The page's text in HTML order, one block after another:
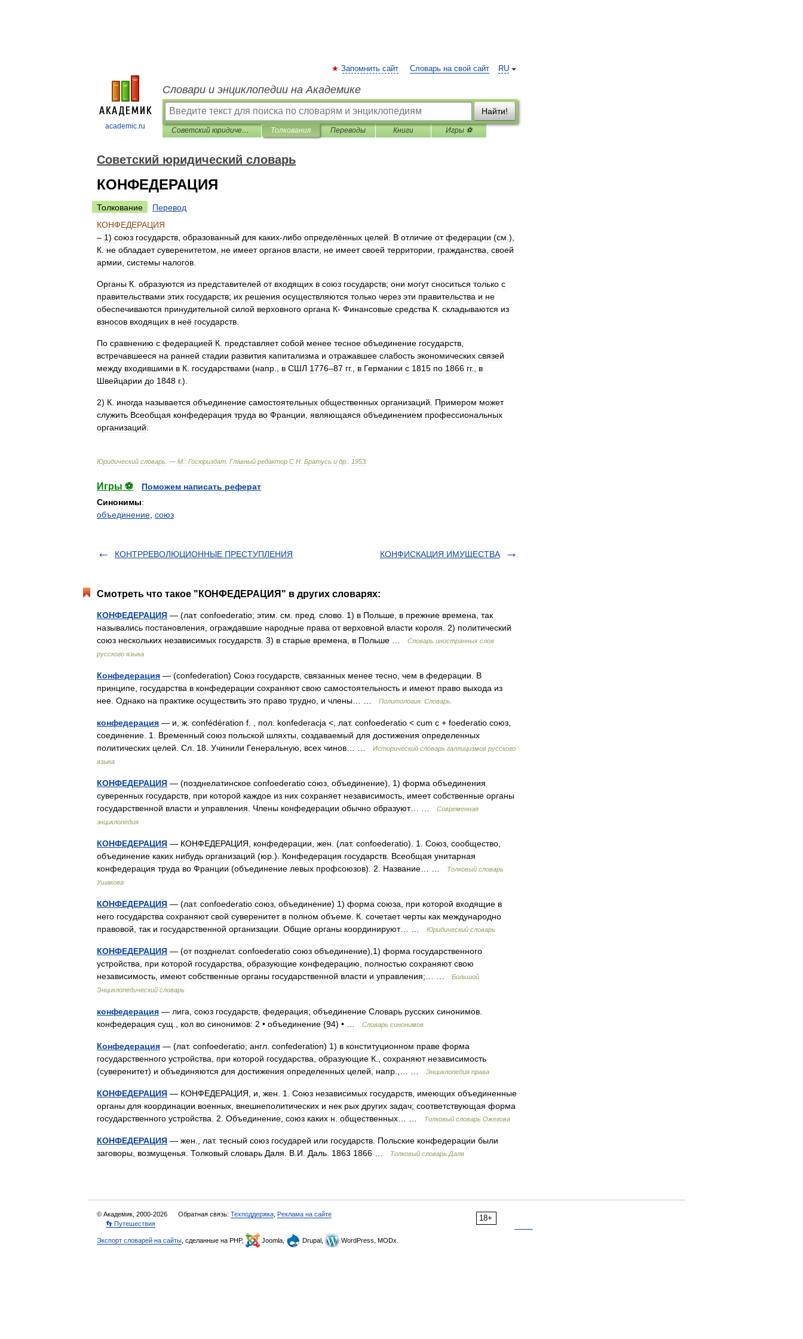
academic.ru
RU
Запомнить сайт Словарь на свой сайт
Словари и энциклопедии на Академике
Найти!
Советский юридический словарь Толкования Переводы Книги Игры ⚽
Советский юридический словарь
КОНФЕДЕРАЦИЯ
Толкование
Перевод
КОНФЕДЕРАЦИЯ
– 1) союз государств образованный для каких-либо определённых целей В отличие от федерации (см .),
К не обладает суверенитетом не имеет органов власти не имеет своей территории гражданства своей
армии системы налогов
Органы К образуются из представителей от входящих в союз государств; они могут сноситься только с
правительствами этих государств; их решения осуществляются только через эти правительства и не
обеспечиваются принудительной силой верховного органа К- Финансовые средства К складываются из
взносов входящих в неё государств
По сравнению с федерацией К представляет собой менее тесное объединение государств
встречавшееся на ранней стадии развития капитализма и отражавшее слабость экономических связей
между входившими в К государствами (напр в СШЛ 1776–87 гг., в Германии с 1815 по 1866 гг., в
Швейцарии до 1848 г.).
2) К иногда называется объединение самостоятельных общественных организаций Примером может
служить Всеобщая конфедерация труда во Франции являющаяся объединением профессиональных
организаций
Юридический словарь . — М : Госюриздат Главный редактор С Н Братусь и др 1953
Игры ⚽
Поможем написать реферат
Синонимы:
объединение союз
КОНТРРЕВОЛЮЦИОННЫЕ ПРЕСТУПЛЕНИЯ КОНФИСКАЦИЯ ИМУЩЕСТВА
Смотреть что такое "КОНФЕДЕРАЦИЯ" в других словарях:
КОНФЕДЕРАЦИЯ — (лат. confoederatio; этим. см. пред. слово. 1) в Польше, в прежние времена, так
назывались постановления, ограждавшие народные права от верховной власти короля. 2) политический
союз нескольких независимых государств. 3) в старые времена, в Польше …
Словарь иностранных слов
русского языка
Конфедерация — (confederation) Союз государств, связанных менее тесно, чем в федерации. В
принципе, государства в конфедерации сохраняют свою самостоятельность и имеют право выхода из
нее. Однако на практике осуществить это право трудно, и члены… …
Политология. Словарь.
конфедерация — и, ж. confédération f. , пол. konfederacja <, лат. confoederatio < cum с + foederatio союз,
соединение. 1. Временный союз польской шляхты, создаваемый для достижения определенных
политических целей. Сл. 18. Учинили Генеральную, всех чинов… …
Исторический словарь галлицизмов русского
языка
КОНФЕДЕРАЦИЯ — (позднелатинское confoederatio союз, объединение), 1) форма объединения
суверенных государств, при которой каждое из них сохраняет независимость, имеет собственные органы
государственной власти и управления. Члены конфедерации обычно образуют… …
Современная
энциклопедия
КОНФЕДЕРАЦИЯ — КОНФЕДЕРАЦИЯ, конфедерации, жен. (лат. confoederatio). 1. Союз, сообщество,
объединение каких нибудь организаций (юр.). Конфедерация государств. Всеобщая унитарная
конфедерация труда во Франции (объединение левых профсоюзов). 2. Название… …
Толковый словарь
Ушакова
КОНФЕДЕРАЦИЯ — (лат. confoederatio союз, объединение) 1) форма союза, при которой входящие в
него государства сохраняют свой суверенитет в полном объеме. К. сочетает черты как международно
правовой, так и государственной организации. Общие органы координируют… …
Юридический словарь
КОНФЕДЕРАЦИЯ — (от позднелат. confoederatio союз объединение),1) форма государственного
устройства, при которой государства, образующие конфедерацию, полностью сохраняют свою
независимость, имеют собственные органы государственной власти и управления;… …
Большой
Энциклопедический словарь
конфедерация — лига, союз государств, федерация; объединение Словарь русских синонимов.
конфедерация сущ., кол во синонимов: 2 • объединение (94) • …
Словарь синонимов
Конфедерация — (лат. confoederatio; англ. confederation) 1) в конституционном праве форма
государственного устройства, при которой государства, образующие К., сохраняют независимость
(суверенитет) и объединяются для достижения определенных целей, напр.,… …
Энциклопедия права
КОНФЕДЕРАЦИЯ — КОНФЕДЕРАЦИЯ, и, жен. 1. Союз независимых государств, имеющих объединенные
органы для координации военных, внешнеполитических и нек рых других задач; соответствующая форма
государственного устройства. 2. Объединение, союз каких н. общественных… …
Толковый словарь Ожегова
КОНФЕДЕРАЦИЯ — жен., лат. тесный союз государей или государств. Польские конфедерации были
заговоры, возмущенья. Толковый словарь Даля. В.И. Даль. 1863 1866 …
Толковый словарь Даля
18+
© Академик, 2000-2026 Обратная связь: Техподдержка Реклама на сайте
👣 Путешествия
Экспорт словарей на сайты , сделанные на PHP, Joomla, Drupal, WordPress, MODx.